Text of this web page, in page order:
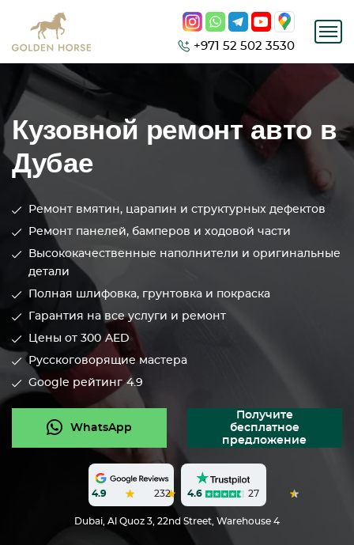
+971 52 502 3530
Кузовной ремонт авто в
Дубае
Ремонт вмятин, царапин и структурных дефектов
Ремонт панелей, бамперов и ходовой части
Высококачественные наполнители и оригинальные
детали
Полная шлифовка, грунтовка и покраска
Гарантия на все услуги и ремонт
Цены от 300 AED
Русскоговорящие мастера
Google рейтинг 4.9
WhatsApp
Получите
бесплатное
предложение
4.9 232 4.6 27
Dubai, Al Quoz 3, 22nd Street, Warehouse 4